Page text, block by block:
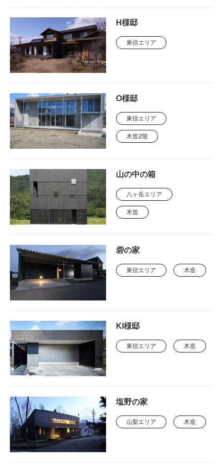
H様邸
東信エリア
O様邸
東信エリア
木造2階
山の中の箱
八ヶ岳エリア
木造
砦の家
東信エリア 木造
KI様邸
東信エリア 木造
塩野の家
山梨エリア 木造